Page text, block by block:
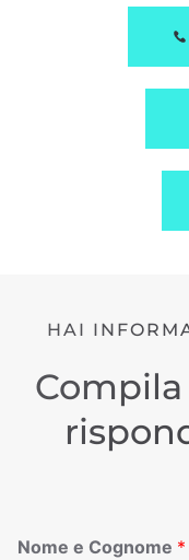
HAI
Nome e Cognome *